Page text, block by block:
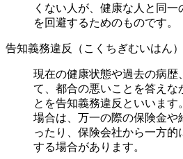
くない人が、健康な人と同
を回避するためのものです。
告知義務違反（こくちぎむいはん）
現在の健康状態や過去の病歴
て、都合の悪いことを答えな
とを告知義務違反といいます
場合は、万一の際の保険金や
ったり、保険会社から一方的
する場合があります。